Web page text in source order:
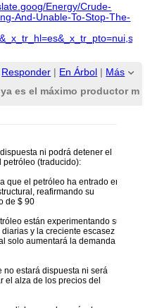
Energy/Crude-
And-Unable-To-Stop-The-
Responder En Árbol
Más
ya es el máximo productor
ni podrá detener el
petróleo (traducido):
que el petróleo ha entrado en
reafirmando su
de $ 90
están experimentando sus
y la creciente escasez
solo aumentará la demanda de
no estará dispuesta ni será
el alza de los precios del